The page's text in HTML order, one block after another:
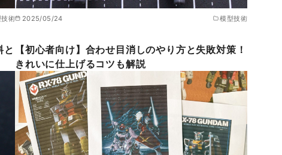
術
と
2025/05/24 模型技術
【初心者向け】合わせ目消しのやり方と失敗対策！
きれいに仕上げるコツも解説